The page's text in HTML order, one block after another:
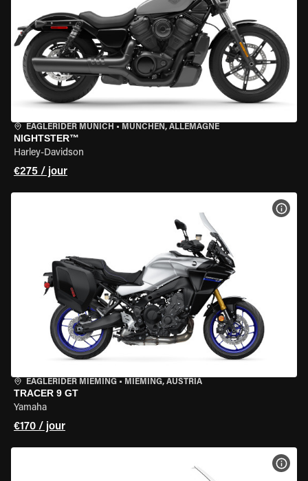
EAGLERIDER MUNICH • MÜNCHEN, ALLEMAGNE
NIGHTSTER™
Harley-Davidson
€275 / jour
EAGLERIDER MIEMING • MIEMING, AUSTRIA
TRACER 9 GT
Yamaha
€170 / jour